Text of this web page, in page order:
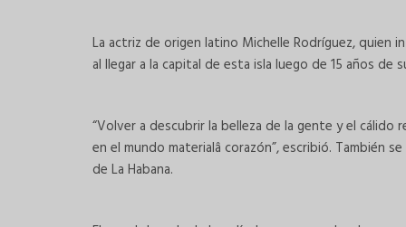
La actriz de origen latino Michelle Rodríguez, quien
al llegar a la capital de esta isla luego de 15 años de
“Volver a descubrir la belleza de la gente y el
en el mundo materialâ corazón”, escribió. También
de La Habana.